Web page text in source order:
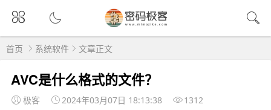
首页 系统软件 文章正文
AVC是什么格式的文件？
极客 2024年03月07日 18:13:38 1312